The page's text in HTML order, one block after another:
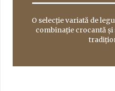
O selecție variată de
combinație crocantă și